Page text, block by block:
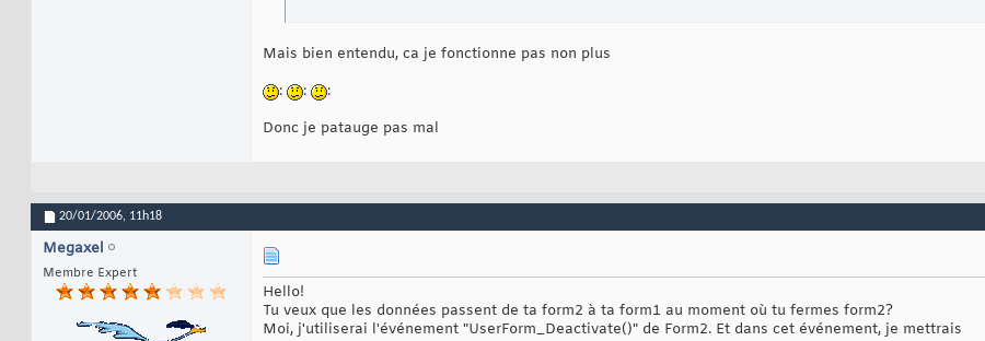
Mais bien entendu, ca je fonctionne pas non plus
:
:
:
Donc je patauge pas mal
20/01/2006, 11h18
Megaxel
Membre Expert
Hello!
Tu veux que les données passent de ta form2 à ta form1 au moment où tu fermes form2?
Moi, j'utiliserai l'événement "UserForm_Deactivate()" de Form2. Et dans cet événement, je mettrais